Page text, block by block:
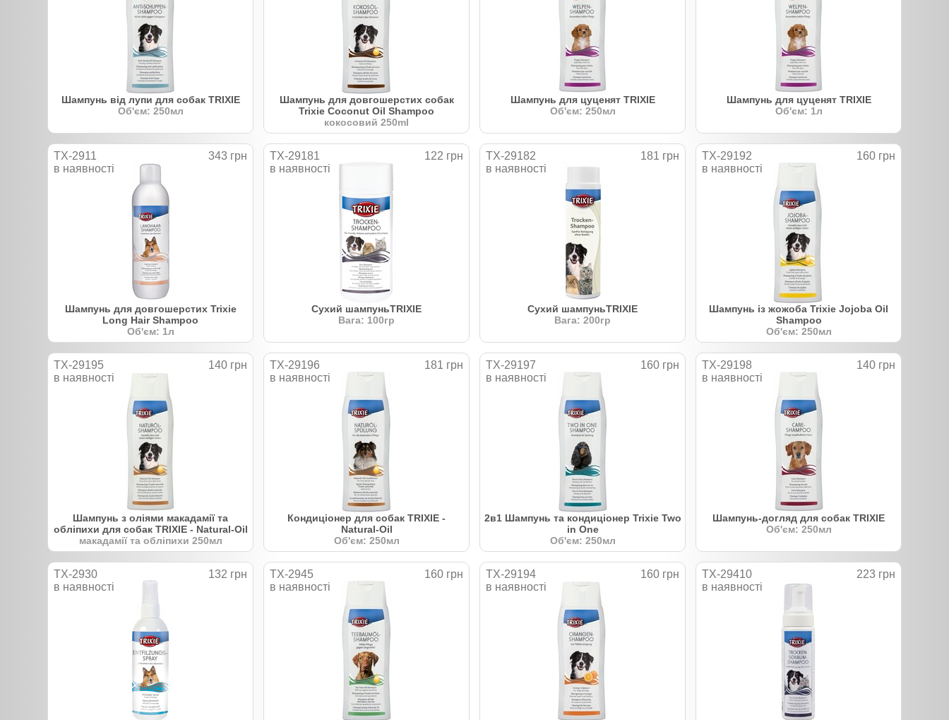
Шампунь від лупи для собак TRIXIE
Об'єм: 250мл
Шампунь для довгошерстих собак
Trixie Coconut Oil Shampoo
кокосовий 250ml
Шампунь для цуценят TRIXIE
Об'єм: 250мл
Шампунь для цуценят TRIXIE
Об'єм: 1л
TX-2911
в наявності
343 грн
Шампунь для довгошерстих Trixie
Long Hair Shampoo
Об'єм: 1л
TX-29181
в наявності
122 грн
Сухий шампуньTRIXIE
Вага: 100гр
TX-29182
в наявності
181 грн
Сухий шампуньTRIXIE
Вага: 200гр
TX-29192
в наявності
160 грн
Шампунь із жожоба Trixie Jojoba Oil
Shampoo
Об'єм: 250мл
TX-29195
в наявності
140 грн
Шампунь з оліями макадамії та
обліпихи для собак TRIXIE - Natural-Oil
макадамії та обліпихи 250мл
TX-29196
в наявності
181 грн
Кондиціонер для собак TRIXIE -
Natural-Oil
Об'єм: 250мл
TX-29197
в наявності
160 грн
2в1 Шампунь та кондиціонер Trixie Two
in One
Об'єм: 250мл
TX-29198
в наявності
140 грн
Шампунь-догляд для собак TRIXIE
Об'єм: 250мл
TX-2930
в наявності
132 грн
TX-2945
в наявності
160 грн
TX-29194
в наявності
160 грн
TX-29410
в наявності
223 грн